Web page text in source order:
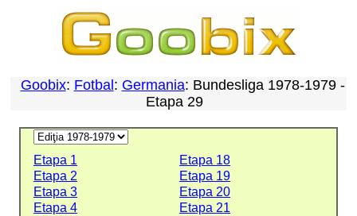
Goobix: Fotbal : Germania: Bundesliga 1978-1979 -
Etapa 29
Etapa 1
Etapa 18
Etapa 2
Etapa 19
Etapa 3
Etapa 20
Etapa 4
Etapa 21